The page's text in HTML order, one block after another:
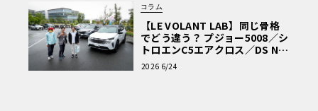
コラム
【LE VOLANT LAB】同じ骨格
でどう違う？ プジョー5008／シ
トロエンC5エアクロス／DS Nº4
読者一気乗りレポート
2026 6/24